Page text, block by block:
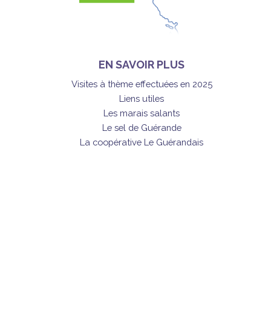
EN SAVOIR PLUS
Visites à thème effectuées en 2025
Liens utiles
Les marais salants
Le sel de Guérande
La coopérative Le Guérandais